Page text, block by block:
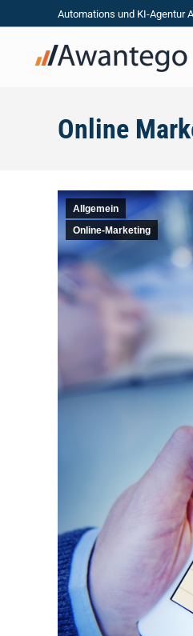
Automations und KI-Agentur
Online
Allgemein
Online-Marketing